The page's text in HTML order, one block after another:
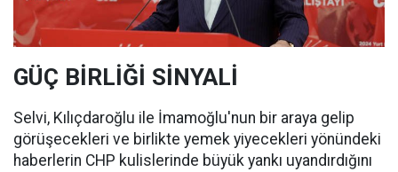
GÜÇ BİRLİĞİ SİNYALİ
Selvi, Kılıçdaroğlu ile İmamoğlu'nun bir araya gelip
görüşecekleri ve birlikte yemek yiyecekleri yönündeki
haberlerin CHP kulislerinde büyük yankı uyandırdığını